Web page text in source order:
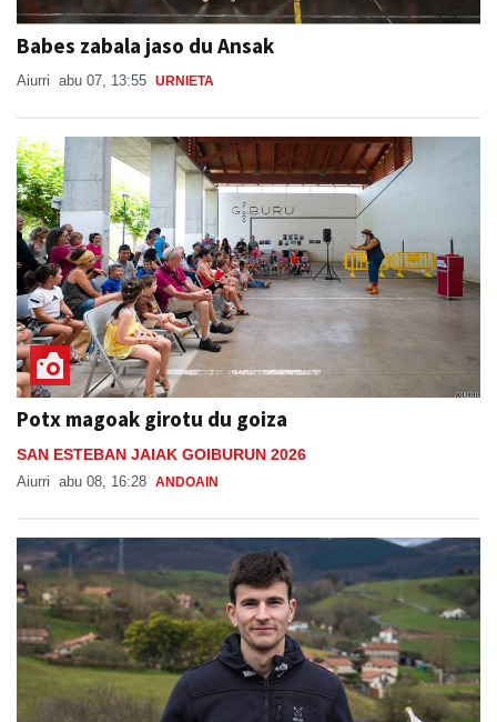
Babes zabala jaso du Ansak
Aiurri abu 07, 13:55 URNIETA
Potx magoak girotu du goiza
SAN ESTEBAN JAIAK GOIBURUN 2026
Aiurri abu 08, 16:28 ANDOAIN